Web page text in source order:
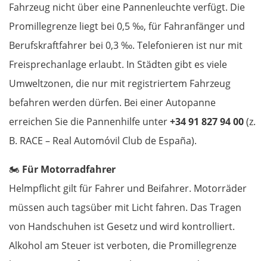
Fahrzeug nicht über eine Pannenleuchte verfügt. Die
Promillegrenze liegt bei 0,5 ‰, für Fahranfänger und
Berufskraftfahrer bei 0,3 ‰. Telefonieren ist nur mit
Freisprechanlage erlaubt. In Städten gibt es viele
Umweltzonen, die nur mit registriertem Fahrzeug
befahren werden dürfen. Bei einer Autopanne
erreichen Sie die Pannenhilfe unter+34 91 827 94 00(z.
B. RACE – Real Automóvil Club de España).
🏍️ Für Motorradfahrer
Helmpflicht gilt für Fahrer und Beifahrer. Motorräder
müssen auch tagsüber mit Licht fahren. Das Tragen
von Handschuhen ist Gesetz und wird kontrolliert.
Alkohol am Steuer ist verboten, die Promillegrenze
La Spezia
Cinque Terre
Genua
Savona
Frankreich Süd
Nizza